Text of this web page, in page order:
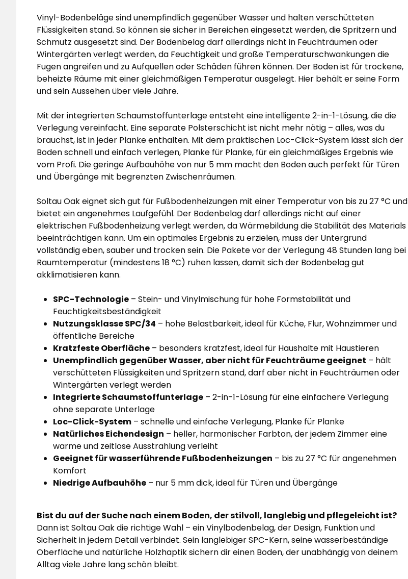
Vinyl-Bodenbeläge sind unempfindlich gegenüber Wasser und halten verschütteten
Flüssigkeiten stand. So können sie sicher in Bereichen eingesetzt werden, die Spritzern und
Schmutz ausgesetzt sind. Der Bodenbelag darf allerdings nicht in Feuchträumen oder
Wintergärten verlegt werden, da Feuchtigkeit und große Temperaturschwankungen die
Fugen angreifen und zu Aufquellen oder Schäden führen können. Der Boden ist für trockene,
beheizte Räume mit einer gleichmäßigen Temperatur ausgelegt. Hier behält er seine Form
und sein Aussehen über viele Jahre.
Mit der integrierten Schaumstoffunterlage entsteht eine intelligente 2-in-1-Lösung, die die
Verlegung vereinfacht. Eine separate Polsterschicht ist nicht mehr nötig – alles, was du
brauchst, ist in jeder Planke enthalten. Mit dem praktischen Loc-Click-System lässt sich der
Boden schnell und einfach verlegen, Planke für Planke, für ein gleichmäßiges Ergebnis wie
vom Profi. Die geringe Aufbauhöhe von nur 5 mm macht den Boden auch perfekt für Türen
und Übergänge mit begrenzten Zwischenräumen.
Soltau Oak eignet sich gut für Fußbodenheizungen mit einer Temperatur von bis zu 27 °C und
bietet ein angenehmes Laufgefühl. Der Bodenbelag darf allerdings nicht auf einer
elektrischen Fußbodenheizung verlegt werden, da Wärmebildung die Stabilität des Materials
beeinträchtigen kann. Um ein optimales Ergebnis zu erzielen, muss der Untergrund
vollständig eben, sauber und trocken sein. Die Pakete vor der Verlegung 48 Stunden lang bei
Raumtemperatur (mindestens 18 °C) ruhen lassen, damit sich der Bodenbelag gut
akklimatisieren kann.
SPC-Technologie – Stein- und Vinylmischung für hohe Formstabilität und
Feuchtigkeitsbeständigkeit
Nutzungsklasse SPC/34 – hohe Belastbarkeit, ideal für Küche, Flur, Wohnzimmer und
öffentliche Bereiche
Kratzfeste Oberfläche – besonders kratzfest, ideal für Haushalte mit Haustieren
Unempfindlich gegenüber Wasser, aber nicht für Feuchträume geeignet – hält
verschütteten Flüssigkeiten und Spritzern stand, darf aber nicht in Feuchträumen oder
Wintergärten verlegt werden
Integrierte Schaumstoffunterlage – 2-in-1-Lösung für eine einfachere Verlegung
ohne separate Unterlage
Loc-Click-System – schnelle und einfache Verlegung, Planke für Planke
Natürliches Eichendesign – heller, harmonischer Farbton, der jedem Zimmer eine
warme und zeitlose Ausstrahlung verleiht
Geeignet für wasserführende Fußbodenheizungen – bis zu 27 °C für angenehmen
Komfort
Niedrige Aufbauhöhe – nur 5 mm dick, ideal für Türen und Übergänge
Bist du auf der Suche nach einem Boden, der stilvoll, langlebig und pflegeleicht ist?
Dann ist Soltau Oak die richtige Wahl – ein Vinylbodenbelag, der Design, Funktion und
Sicherheit in jedem Detail verbindet. Sein langlebiger SPC-Kern, seine wasserbeständige
Oberfläche und natürliche Holzhaptik sichern dir einen Boden, der unabhängig von deinem
Alltag viele Jahre lang schön bleibt.